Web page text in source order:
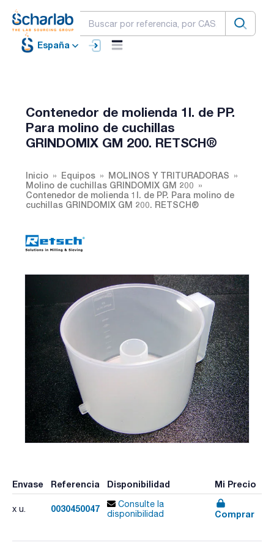
España
Contenedor de molienda 1l. de PP.
Para molino de cuchillas
GRINDOMIX GM 200. RETSCH®
Inicio Equipos
MOLINOS Y TRITURADORAS
Molino de cuchillas GRINDOMIX GM 200
Contenedor de molienda 1l. de PP. Para molino de
cuchillas GRINDOMIX GM 200. RETSCH®
Envase Referencia Disponibilidad Mi Precio
x u. 0030450047
Consulte la
disponibilidad
Comprar